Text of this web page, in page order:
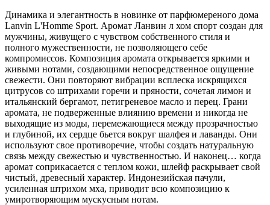
Динамика и элегантность в новинке от парфюмереного дома
Lanvin L'Homme Sport. Аромат Ланвин л хом спорт создан для
мужчины, живущего с чувством собственного стиля и
полного мужественности, не позволяющего себе
компромиссов. Композиция аромата открывается яркими и
живыми нотами, создающими непосредственное ощущение
свежести. Они повторяют вибрации всплеска искрящихся
цитрусов со штрихами горечи и пряности, сочетая лимон и
итальянский бергамот, петигреневое масло и перец. Грани
аромата, не подверженные влиянию времени и никогда не
выходящие из моды, перемежающиеся между прозрачностью
и глубиной, их сердце бьется вокруг шалфея и лаванды. Они
используют свое противоречие, чтобы создать натуральную
связь между свежестью и чувственностью. И наконец… когда
аромат соприкасается с теплом кожи, шлейф раскрывает свой
чистый, древесный характер. Индонезийская пачули,
усиленная штрихом мха, приводит всю композицию к
умиротворяющим мускусным нотам.